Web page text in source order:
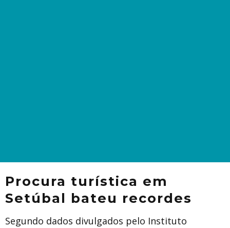
Procura turística em
Setúbal bateu recordes
Segundo dados divulgados pelo Instituto